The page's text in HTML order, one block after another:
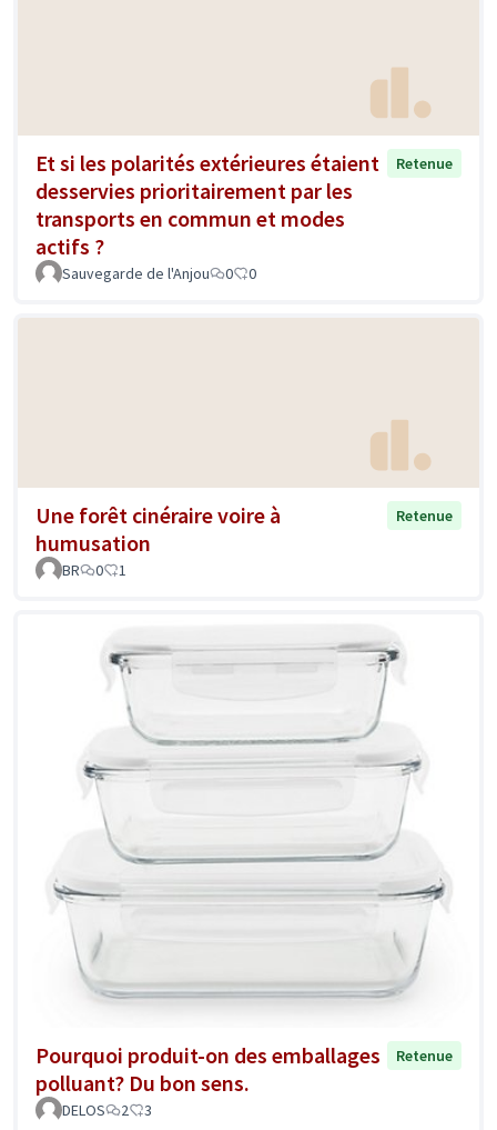
Et si les polarités extérieures étaient
desservies prioritairement par les
transports en commun et modes
actifs ?
Retenue
Sauvegarde de l'Anjou 0 0
Une forêt cinéraire voire à
humusation
Retenue
BR 0 1
Pourquoi produit-on des emballages
polluant? Du bon sens.
Retenue
DELOS 2 3